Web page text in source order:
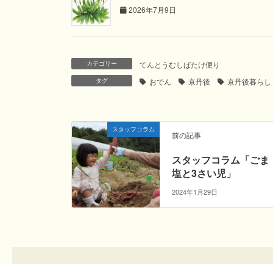
2026年7月9日
カテゴリー てんとうむしばたけ便り
タグ おでん 京丹後 京丹後暮らし
スタッフコラム
前の記事
スタッフコラム「ごま
塩と3さい児」
2024年1月29日